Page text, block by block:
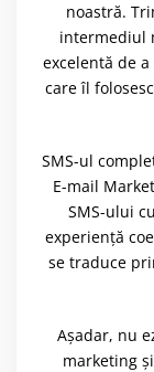
noastră.
intermediul
excelentă de
care îl
SMS-ul
E-mail
SMS-ului
experiență
se traduce
Așadar, nu
marketing